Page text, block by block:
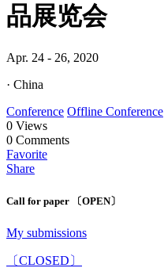
品展览会
Apr. 24 - 26, 2020
· China
Conference Offline Conference
0 Views
0 Comments
Favorite
Share
Call for paper 〔OPEN〕
My submissions
〔CLOSED〕